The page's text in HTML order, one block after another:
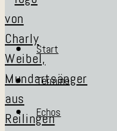
Start
Termine
Echos